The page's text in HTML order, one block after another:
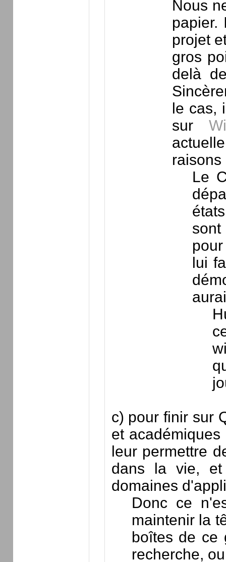
Nous
papier.
projet
gros
delà
le cas,
sur
raisons
Le
sont
lui
c) pour finir sur
et
leur permettre
dans la vie, et
domaines
Donc ce
maintenir la
boîtes de ce
recherche,